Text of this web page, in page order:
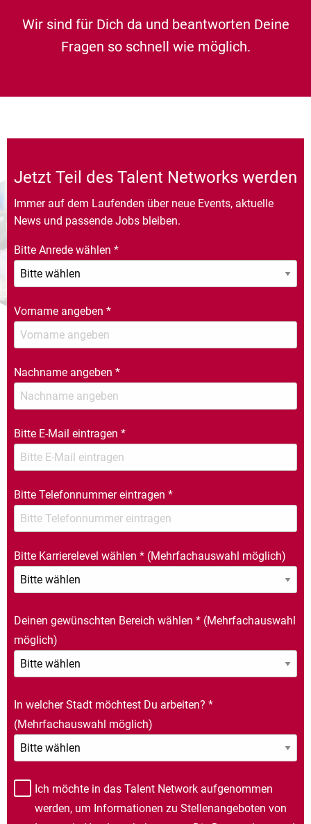
Wir sind für Dich da und beantworten Deine
Fragen so schnell wie möglich.
Jetzt Teil des Talent Networks werden
Immer auf dem Laufenden über neue Events, aktuelle
News und passende Jobs bleiben.
Bitte Anrede wählen *
Vorname angeben *
Nachname angeben *
Bitte E-Mail eintragen *
Bitte Telefonnummer eintragen *
Bitte Karrierelevel wählen * (Mehrfachauswahl möglich)
Deinen gewünschten Bereich wählen * (Mehrfachauswahl
möglich)
In welcher Stadt möchtest Du arbeiten? *
(Mehrfachauswahl möglich)
Ich möchte in das Talent Network aufgenommen
werden, um Informationen zu Stellenangeboten von